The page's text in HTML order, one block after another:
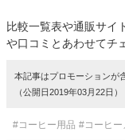
比較一覧表や通販サイ
や口コミとあわせてチ
本記事はプロモーションが
（公開日2019年03月22日）
#コーヒー用品 #コーヒー